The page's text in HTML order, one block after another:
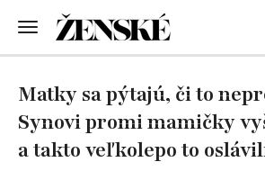
Matky sa pýtajú, či to
Synovi promi mamičky
a takto veľkolepo to